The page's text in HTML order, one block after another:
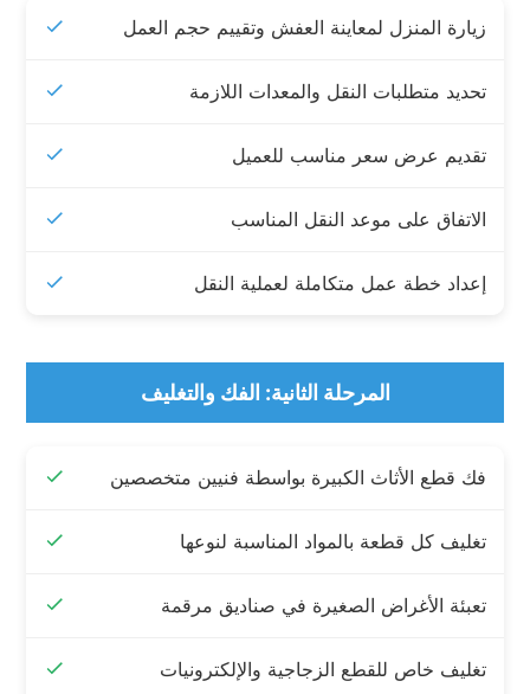
زيارة المنزل لمعاينة العفش وتقييم حجم العمل
تحديد متطلبات النقل والمعدات اللازمة
تقديم عرض سعر مناسب للعميل
الاتفاق على موعد النقل المناسب
إعداد خطة عمل متكاملة لعملية النقل
المرحلة الثانية: الفك والتغليف
فك قطع الأثاث الكبيرة بواسطة فنيين متخصصين
تغليف كل قطعة بالمواد المناسبة لنوعها
تعبئة الأغراض الصغيرة في صناديق مرقمة
تغليف خاص للقطع الزجاجية والإلكترونيات